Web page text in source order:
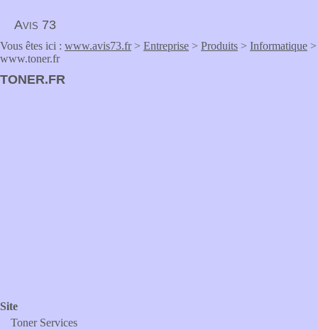
Avis 73
Vous êtes ici : www.avis73.fr> Entreprise > Produits > Informatique >
www.toner.fr
TONER.FR
Site
Toner Services